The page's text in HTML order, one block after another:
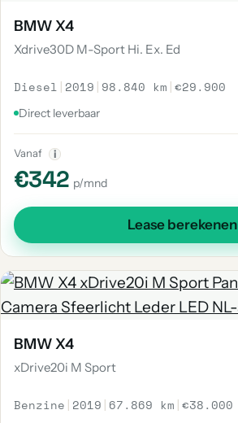
BMW X4
Xdrive30D M-Sport Hi. Ex. Ed
Diesel | 2019 | 98.840 km |€29.900
Direct leverbaar
Vanaf i
€342 p/mnd
Lease berekenen
BMW X4
xDrive20i M Sport
Benzine | 2019 | 67.869 km |€38.000